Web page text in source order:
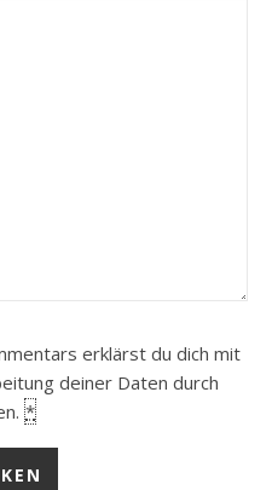
erklärst du dich mit
deiner Daten durch
*